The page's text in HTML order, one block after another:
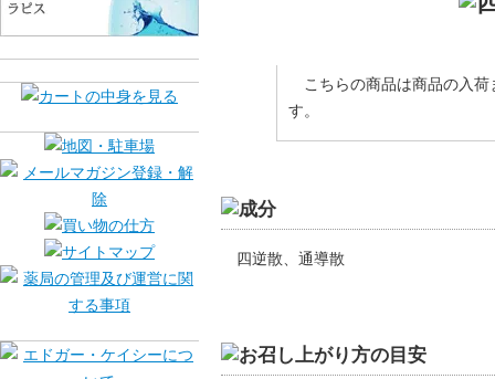
こちらの商品は商品の入
す。
四逆散、通導散